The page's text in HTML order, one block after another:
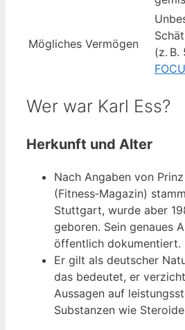
Mögliches Vermögen
(z. B.
Wer war Karl Ess?
Herkunft und Alter
Nach Angaben von
(Fitness‑Magazin)
Stuttgart, wurde aber
geboren. Sein genaues
öffentlich dokumentiert.
Er gilt als deutscher
das bedeutet, er
Aussagen auf
Substanzen wie